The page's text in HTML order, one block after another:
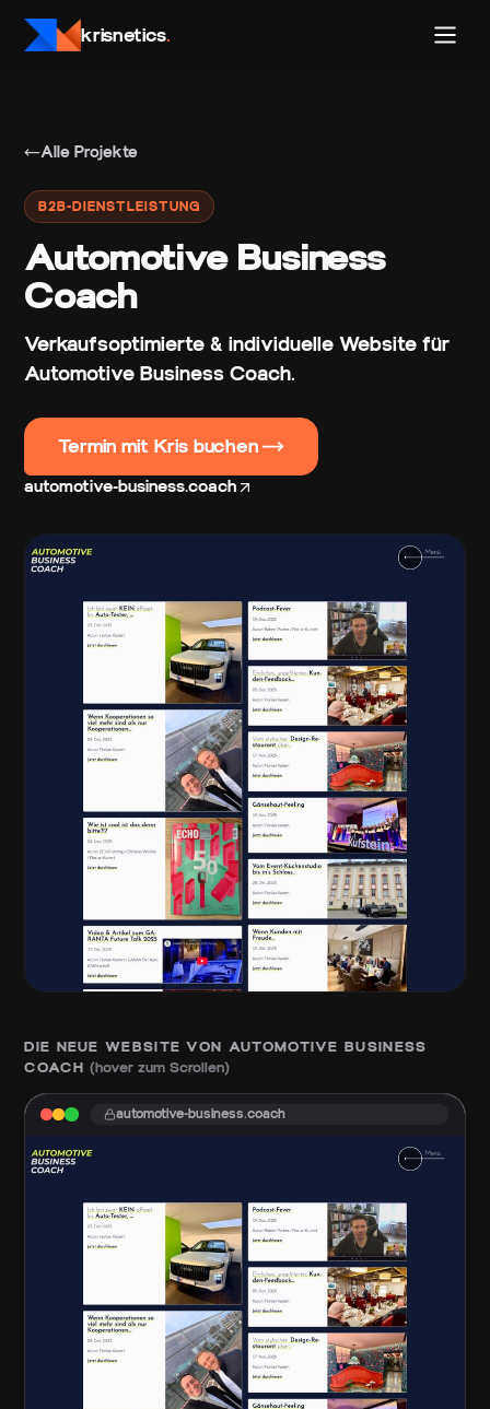
krisnetics.
Alle Projekte
B2B-DIENSTLEISTUNG
Automotive Business
Coach
Verkaufsoptimierte & individuelle Website für
Automotive Business Coach.
Termin mit Kris buchen
automotive-business.coach
DIE NEUE WEBSITE VON AUTOMOTIVE BUSINESS
COACH (hover zum Scrollen)
automotive-business.coach